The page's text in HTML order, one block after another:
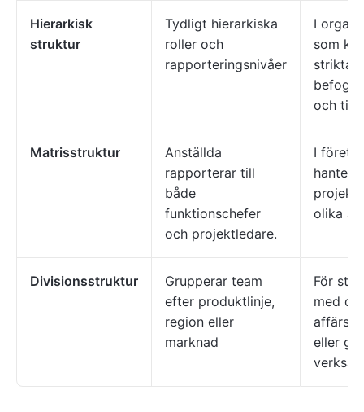
Hierarkisk
struktur
Tydligt hierarkiska
roller och
rapporteringsnivåer
I
som
strikta
och
Matrisstruktur
Anställda
rapporterar till
både
funktionschefer
och projektledare.
I
projekt
olika
Divisionsstruktur
Grupperar team
efter produktlinje,
region eller
marknad
För
med
eller